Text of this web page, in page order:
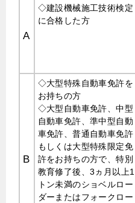
A
◇建設機械施工技術検定
に合格した方
B
◇大型特殊自動車免許を
お持ちの方
◇大型自動車免許、中型
自動車免許、準中型自動
車免許、普通自動車免許
もしくは大型特殊限定免
許をお持ちの方で、特別
教育修了後、3ヵ月以上1
トン未満のショベルロー
ダーまたはフォークロー